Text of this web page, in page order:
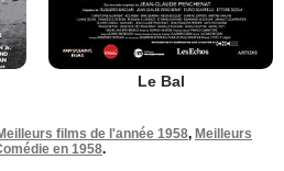
Le Bal
films de l'année 1958, Meilleurs
en 1958.